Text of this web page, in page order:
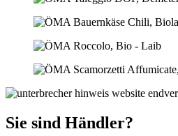
Sie sind Händler?